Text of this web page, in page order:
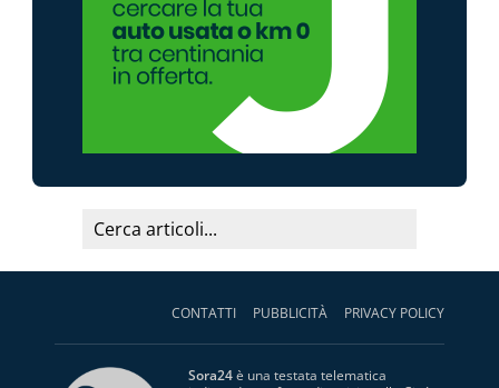
CONTATTI PUBBLICITÀ PRIVACY POLICY
Sora24è una testata telematica